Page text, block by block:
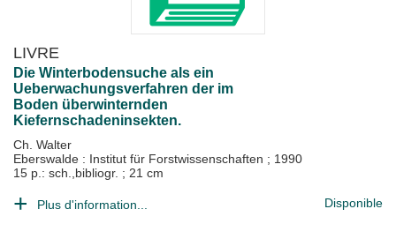
LIVRE
Die Winterbodensuche als ein
Ueberwachungsverfahren der im
Boden überwinternden
Kiefernschadeninsekten.
Ch. Walter
Eberswalde : Institut für Forstwissenschaften ; 1990
15 p.: sch.,bibliogr. ; 21 cm
Plus d'information... Disponible